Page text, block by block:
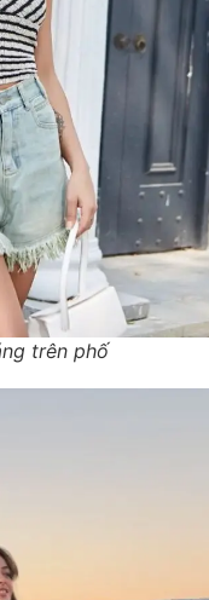
trên phố